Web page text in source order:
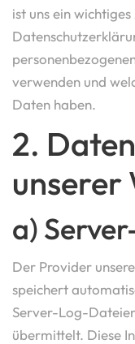
ist uns ein
verwenden und
Daten haben.
2.
unserer
a)
Der Provider
speichert
Server-Log-
übermittelt. Diese